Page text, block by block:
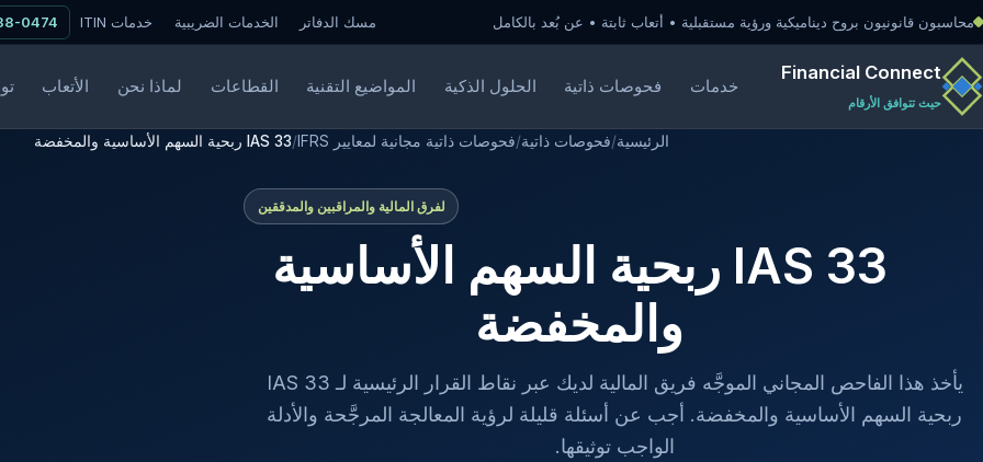
محاسبون قانونيون بروح ديناميكية ورؤية مستقبلية • أتعاب ثابتة • عن بُعد بالكامل مسك الدفاتر الخدمات الضريبية خدمات ITIN 0474
Financial Connect
حيث تتوافق الأرقام
خدمات فحوصات ذاتية الحلول الذكية المواضيع التقنية القطاعات لماذا نحن الأتعاب
الرئيسية/فحوصات ذاتية/فحوصات ذاتية مجانية لمعايير IFRS /IAS 33 ربحية السهم الأساسية والمخفضة
لفرق المالية والمراقبين والمدققين
IAS 33 ربحية السهم الأساسية
والمخفضة
يأخذ هذا الفاحص المجاني الموجَّه فريق المالية لديك عبر نقاط القرار الرئيسية لـ IAS 33
ربحية السهم الأساسية والمخفضة. أجب عن أسئلة قليلة لرؤية المعالجة المرجَّحة والأدلة
الواجب توثيقها.